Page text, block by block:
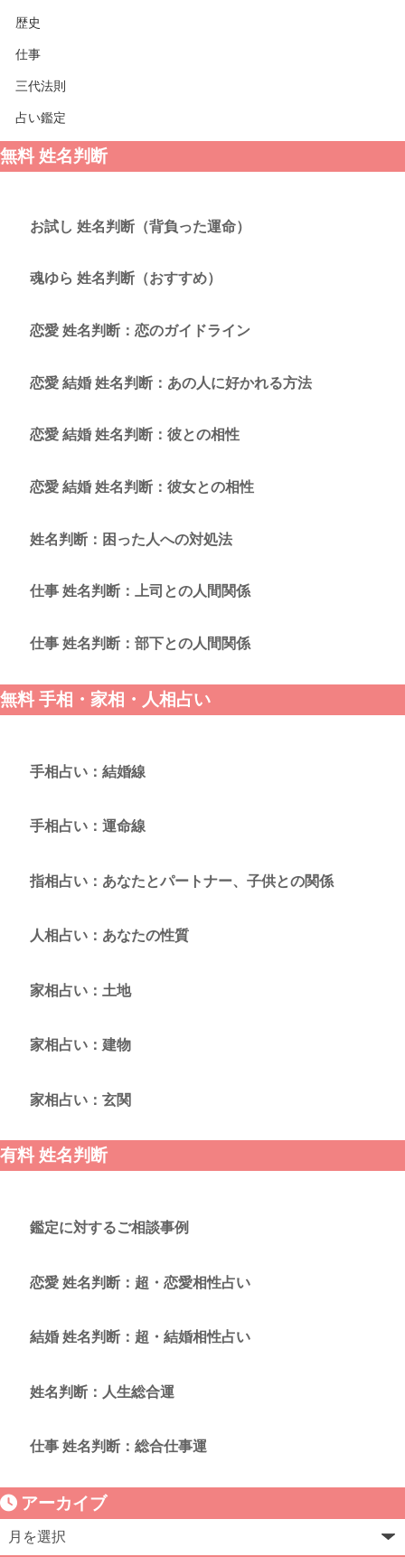
歴史
仕事
三代法則
占い鑑定
無料 姓名判断
お試し 姓名判断（背負った運命）
魂ゆら 姓名判断（おすすめ）
恋愛 姓名判断：恋のガイドライン
恋愛 結婚 姓名判断：あの人に好かれる方法
恋愛 結婚 姓名判断：彼との相性
恋愛 結婚 姓名判断：彼女との相性
姓名判断：困った人への対処法
仕事 姓名判断：上司との人間関係
仕事 姓名判断：部下との人間関係
無料 手相・家相・人相占い
手相占い：結婚線
手相占い：運命線
指相占い：あなたとパートナー、子供との関係
人相占い：あなたの性質
家相占い：土地
家相占い：建物
家相占い：玄関
有料 姓名判断
鑑定に対するご相談事例
恋愛 姓名判断：超・恋愛相性占い
結婚 姓名判断：超・結婚相性占い
姓名判断：人生総合運
仕事 姓名判断：総合仕事運
アーカイブ